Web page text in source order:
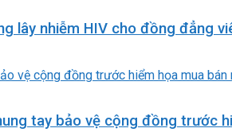
lây nhiễm HIV cho đồng đẳng
tay bảo vệ cộng đồng trước